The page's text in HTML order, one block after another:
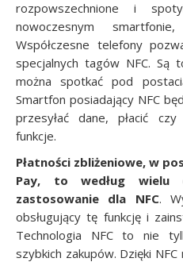
rozpowszechnione i
nowoczesnym
Współczesne telefony
specjalnych tagów NFC. Są
można spotkać pod
Smartfon posiadający NFC
przesyłać dane, płacić
funkcje.
Płatności zbliżeniowe, w
Pay, to według wielu
zastosowanie dla NFC.
obsługujący tę funkcję i
Technologia NFC to nie
szybkich zakupów. Dzięki